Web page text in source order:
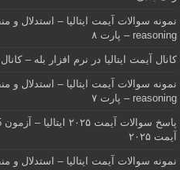
reasoning – پارت ۸
کانال آیمت ایتالیا در نرم افزار بله –
reasoning – پارت ۷
آیمت ۲۰۲۵